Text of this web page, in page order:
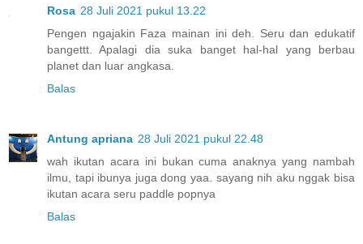
Rosa 28 Juli 2021 pukul 13.22
Pengen ngajakin Faza mainan ini deh. Seru dan edukatif
bangettt. Apalagi dia suka banget hal-hal yang berbau
planet dan luar angkasa.
Balas
Antung apriana 28 Juli 2021 pukul 22.48
wah ikutan acara ini bukan cuma anaknya yang nambah
ilmu, tapi ibunya juga dong yaa. sayang nih aku nggak bisa
ikutan acara seru paddle popnya
Balas